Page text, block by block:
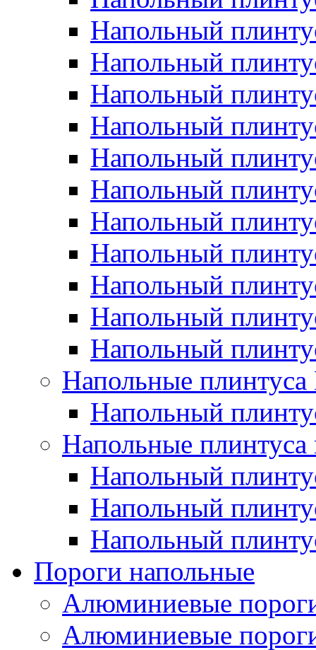
Напольный
Напольный
Напольный
Напольный
Напольный
Напольный
Напольный
Напольный
Напольный
Напольный
Напольный
Напольные
Напольный
Напольные плинтуса
Напольный
Напольный
Напольный
Пороги напольные
Алюминиевые
Алюминиевые